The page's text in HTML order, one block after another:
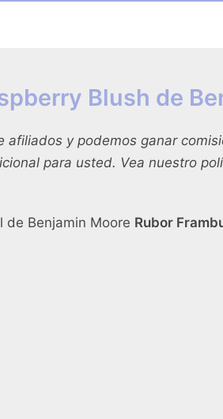
Blush de
afiliados y podemos ganar
para usted. Vea nuestro
de Benjamin Moore Rubor